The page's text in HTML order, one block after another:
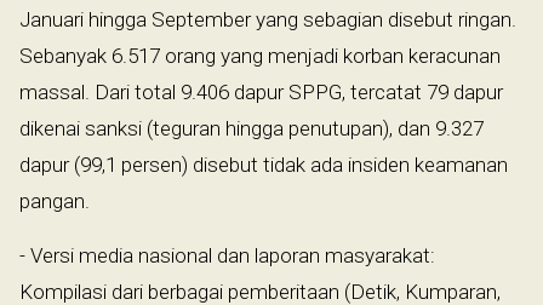
Januari hingga September yang sebagian disebut ringan.
Sebanyak 6.517 orang yang menjadi korban keracunan
massal. Dari total 9.406 dapur SPPG, tercatat 79 dapur
dikenai sanksi (teguran hingga penutupan), dan 9.327
dapur (99,1 persen) disebut tidak ada insiden keamanan
pangan.
- Versi media nasional dan laporan masyarakat:
Kompilasi dari berbagai pemberitaan (Detik, Kumparan,